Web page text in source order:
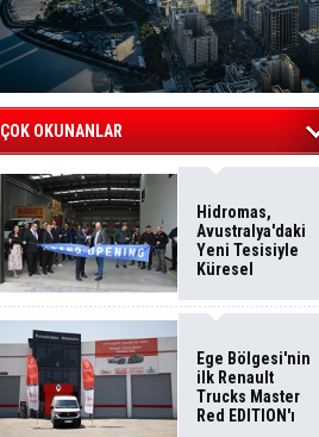
ÇOK OKUNANLAR
Hidromas,
Avustralya'daki
Yeni Tesisiyle
Küresel
Sürdürüyor
Ege Bölgesi'nin
ilk Renault
Trucks Master
Red EDITION'ı